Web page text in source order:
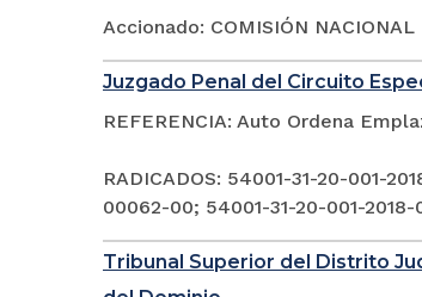
Accionado: COMISIÓN
Juzgado Penal del Circuito
REFERENCIA: Auto Ordena
RADICADOS: 54001-31-20-001-
00062-00; 54001-31-20-001-2018-
Tribunal Superior del Distrito